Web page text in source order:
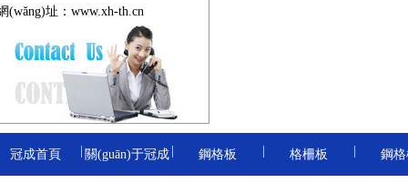
(wǎng)址： www.xh-th.cn
冠成首頁 關(guān)于冠成 鋼格板 格柵板 鋼